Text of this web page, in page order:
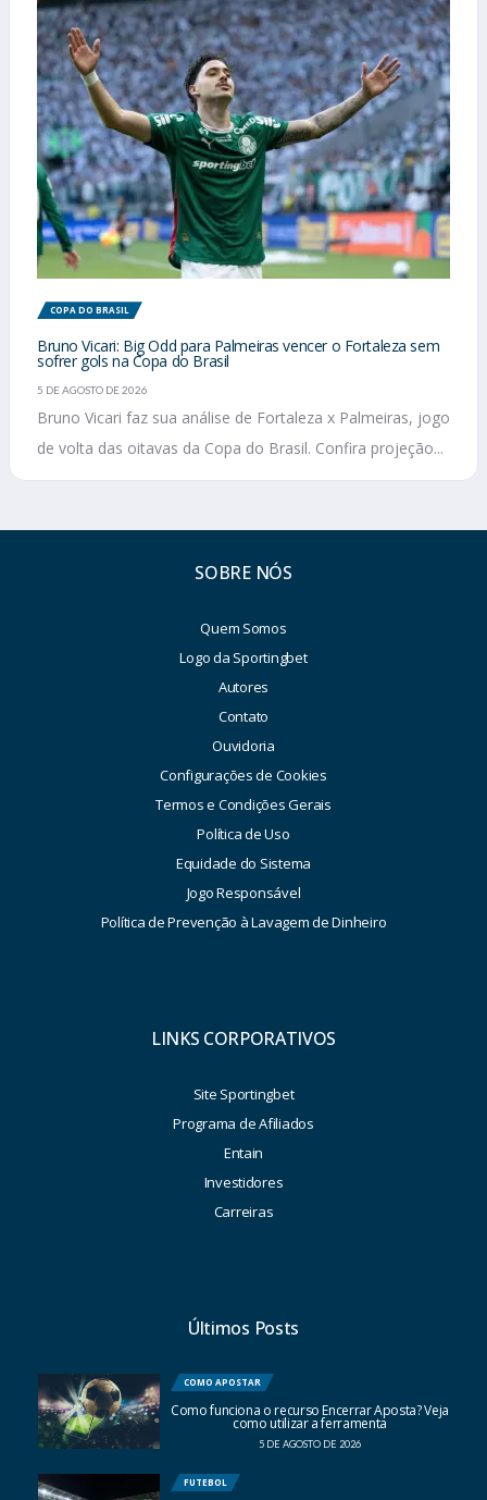
COPA DO BRASIL
Bruno Vicari: Big Odd para Palmeiras vencer o Fortaleza sem
sofrer gols na Copa do Brasil
5 DE AGOSTO DE 2026
Bruno Vicari faz sua análise de Fortaleza x Palmeiras, jogo
de volta das oitavas da Copa do Brasil. Confira projeção...
SOBRE NÓS
Quem Somos
Logo da Sportingbet
Autores
Contato
Ouvidoria
Configurações de Cookies
Termos e Condições Gerais
Política de Uso
Equidade do Sistema
Jogo Responsável
Política de Prevenção à Lavagem de Dinheiro
LINKS CORPORATIVOS
Site Sportingbet
Programa de Afiliados
Entain
Investidores
Carreiras
Últimos Posts
COMO APOSTAR
Como funciona o recurso Encerrar Aposta? Veja
como utilizar a ferramenta
5 DE AGOSTO DE 2026
FUTEBOL